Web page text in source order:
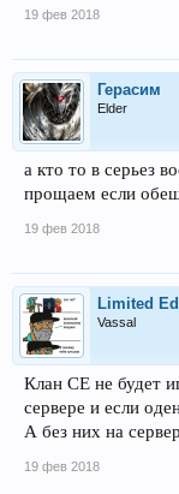
19 фев 2018
Герасим
Elder
а кто то в серьез
прощаем если
19 фев 2018
Limited
Vassal
Клан СЕ не будет
сервере и если
А без них на
19 фев 2018